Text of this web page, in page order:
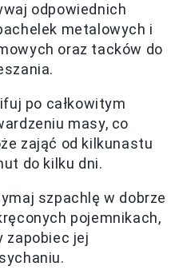
odpowiednich
metalowych i
oraz tacków do
po całkowitym
masy, co
zająć od kilkunastu
do kilku dni.
szpachlę w dobrze
pojemnikach,
zapobiec jej